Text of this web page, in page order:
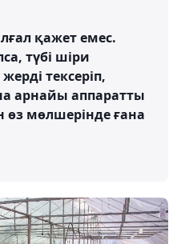
қажет емес.
түбі шіри
тексеріп,
арнайы аппаратты
мөлшерінде ғана